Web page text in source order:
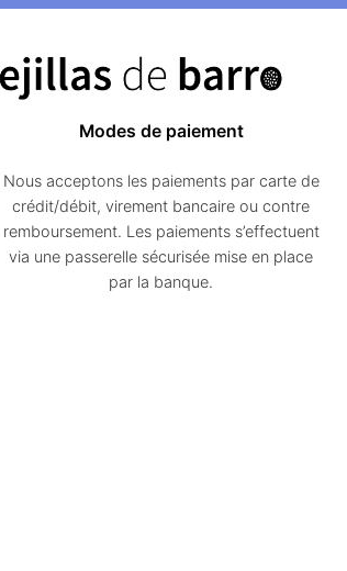
page
produit
Modes de paiement
Nous acceptons les paiements par carte de
crédit/débit, virement bancaire ou contre
remboursement. Les paiements s’effectuent
via une passerelle sécurisée mise en place
par la banque.